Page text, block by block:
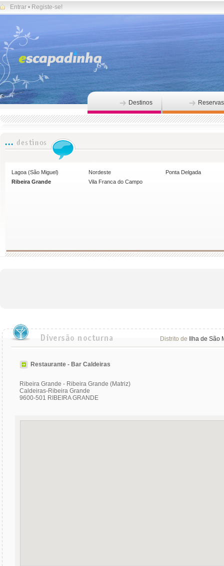
Entrar • Registe-se!
Destinos Reservas
Lagoa (São Miguel) Nordeste
Ponta Delgada
Ribeira Grande
Vila Franca do Campo
Distrito de Ilha de São
Restaurante - Bar Caldeiras
Ribeira Grande - Ribeira Grande (Matriz)
Caldeiras-Ribeira Grande
9600-501 RIBEIRA GRANDE